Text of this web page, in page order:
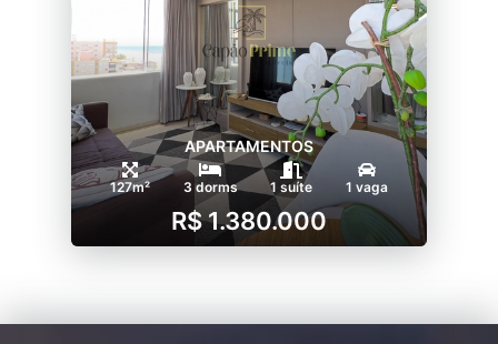
APARTAMENTOS
127m² 3 dorms 1 suíte 1 vaga
R$ 1.380.000